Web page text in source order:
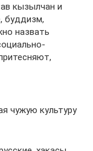
кызылчан и
буддизм,
назвать
чужую культуру